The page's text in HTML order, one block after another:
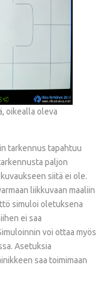
oikealla oleva
tarkennus tapahtuu
paljon
siitä ei ole.
liikkuvaan maaliin
simuloi oletuksena
ei saa
voi ottaa myös
Asetuksia
saa toimimaan